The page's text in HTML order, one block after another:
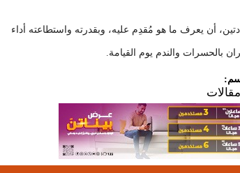
أن يعرف ما هو مُقدِم عليه، وبقدرته واستطاعته أداء
بالحسرات والندم يوم القيامة.